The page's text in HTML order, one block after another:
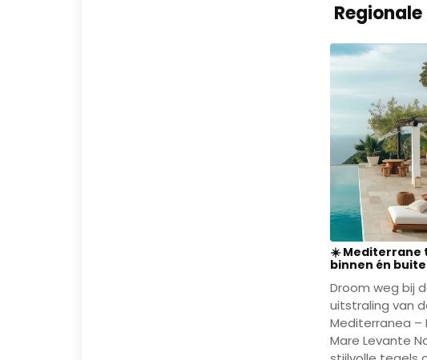
☀️ Mediterrane
binnen én
Droom weg bij
uitstraling van
Mediterranea –
Mare Levante